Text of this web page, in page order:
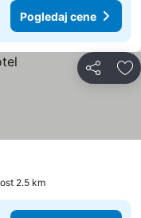
Pogledaj cene
Deli
2.5 km